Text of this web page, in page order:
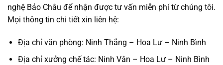
nghệ Bảo Châu để nhận được tư vấn miễn phí từ chúng tôi.
Mọi thông tin chi tiết xin liên hệ:
Địa chỉ văn phòng: Ninh Thắng – Hoa Lư – Ninh Bình
Địa chỉ xưởng chế tác: Ninh Vân – Hoa Lư – Ninh Bình